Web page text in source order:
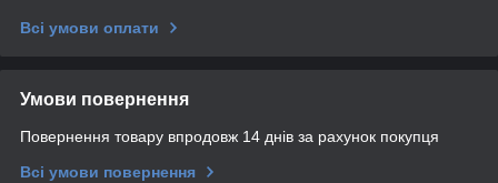
Всі умови оплати
Умови повернення
Повернення товару впродовж 14 днів за рахунок покупця
Всі умови повернення